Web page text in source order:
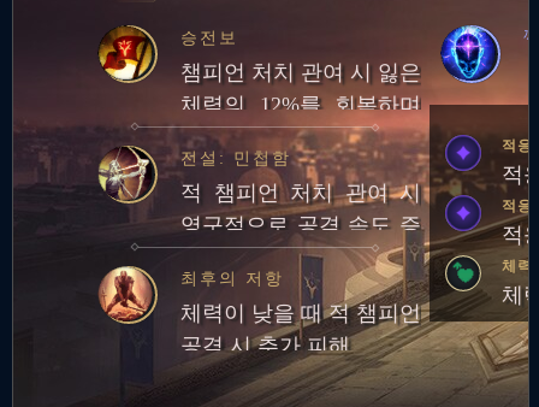
량의 일부만큼 체력 회복
승전보
챔피언 처치 관여 시 잃은
체력의 12%를 회복하며
추가로 20골드 획득
전설: 민첩함
적 챔피언 처치 관여 시
영구적으로 공격 속도 증
최후의 저항
체력이 낮을 때 적 챔피언
공격 시 추가 피해
적응
적
적응
적
체력
체